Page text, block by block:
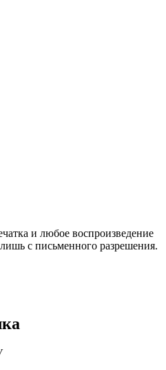
и любое воспроизведение
с письменного разрешения.